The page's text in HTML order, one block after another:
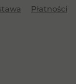
Płatności